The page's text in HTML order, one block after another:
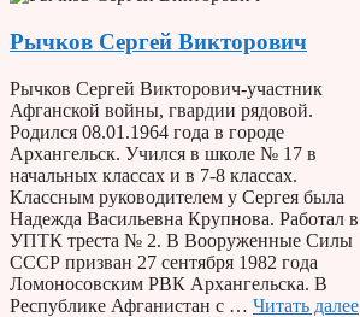
Рычков Сергей Викторович
Рычков Сергей Викторович-участник
Афганской войны, гвардии рядовой.
Родился 08.01.1964 года в городе
Архангельск. Учился в школе № 17 в
начальных классах и в 7-8 классах.
Классным руководителем у Сергея была
Надежда Васильевна Крупнова. Работал в
УПТК треста № 2. В Вооруженные Силы
СССР призван 27 сентября 1982 года
Ломоносовским РВК Архангельска. В
Республике Афганистан с … Читать далее